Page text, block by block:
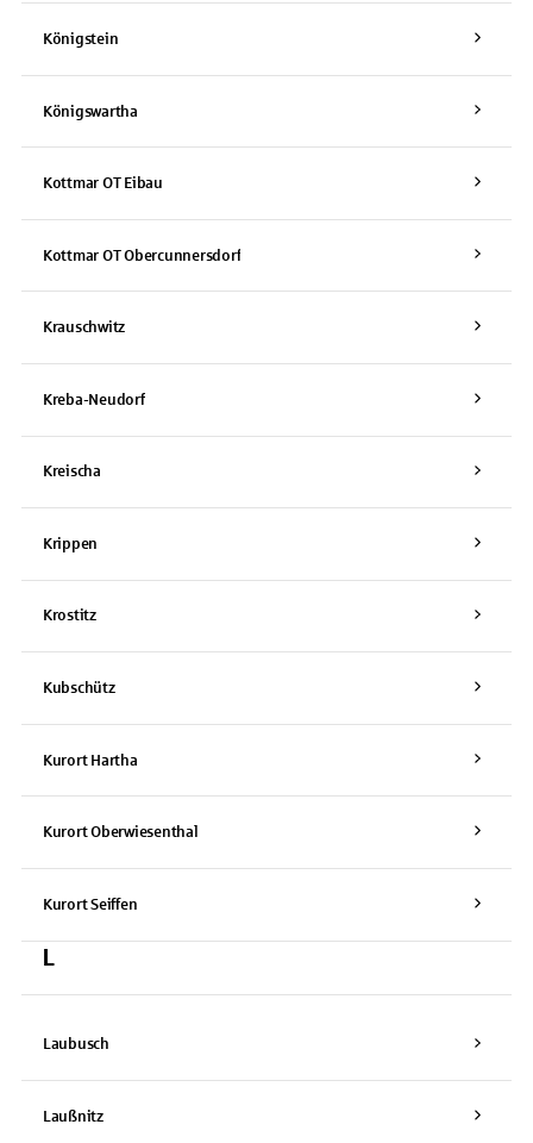
Königstein
Königswartha
Kottmar OT Eibau
Kottmar OT Obercunnersdorf
Krauschwitz
Kreba-Neudorf
Kreischa
Krippen
Krostitz
Kubschütz
Kurort Hartha
Kurort Oberwiesenthal
Kurort Seiffen
L
Laubusch
Laußnitz